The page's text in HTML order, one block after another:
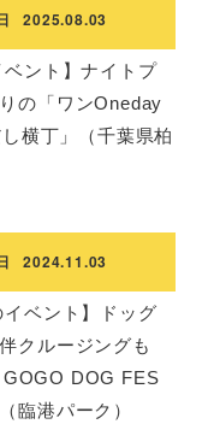
2025.08.03
ベント】ナイトプ
の「ワンOneday
横丁」（千葉県柏
2024.11.03
イベント】ドッグ
クルージングも
GOGO DOG FES
臨港パーク）